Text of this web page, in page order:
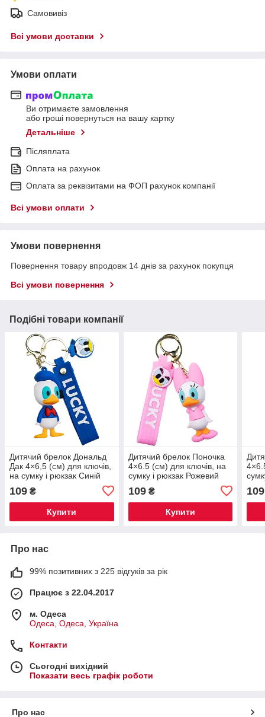
Самовивіз
Всі умови доставки
Умови оплати
Ви отримаєте замовлення
або гроші повернуться на вашу картку
Детальніше
Післяплата
Оплата на рахунок
Оплата за реквізитами на ФОП рахунок компанії
Всі умови оплати
Умови повернення
Повернення товару впродовж 14 днів за рахунок покупця
Всі умови повернення
Подібні товари компанії
Дитячий брелок Дональд
Дак 4×6,5 (см) для ключів,
на сумку і рюкзак Синій
109 ₴
Купити
Дитячий брелок Поночка
4×6.5 (см) для ключів, на
сумку і рюкзак Рожевий
109₴
Купити
109
Про нас
99% позитивних з 225 відгуків за рік
Працює з 22.04.2017
м. Одеса
Одеса, Одеса, Україна
Контакти
Сьогодні вихідний
Показати весь графік роботи
Про нас